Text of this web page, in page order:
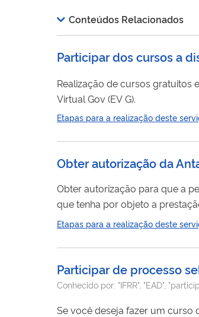
Conteúdos Relacionados
Participar dos cursos a
Realização de cursos gratuitos
Virtual Gov (EV G).
Etapas para a realização deste
Obter autorização da
Obter autorização para que a
em uma determinada linha de
pertinentes são a Resolução
Etapas para a realização deste
Participar de processo
Conhecido por: "IFRR", "EAD",
Se você deseja fazer um curso